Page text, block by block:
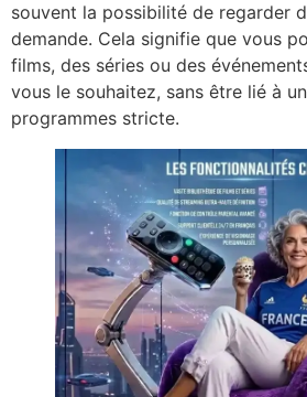
souvent la possibilité de regarder
demande. Cela signifie que vous
films, des séries ou des
vous le souhaitez, sans être lié à
programmes stricte.